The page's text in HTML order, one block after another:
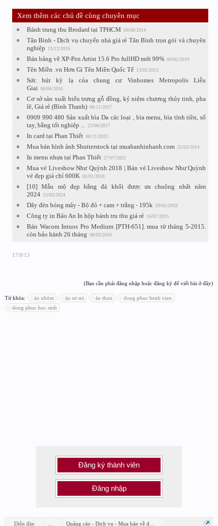
Xem thêm các chủ đề cùng chuyên mục
Bánh trung thu Brodard tại TPHCM 09/08/2014
Tân Bình - Dịch vụ chuyển nhà giá rẻ Tân Bình trọn gói và chuyên
nghiệp
13/12/2019
Bán bảng vẽ XP-Pen Artist 15.6 Pro fullHD mới 99% 06/05/2019
Tên Miền .vn Hơn Gì Tên Miền Quốc Tế 13/01/2015
Sức hút kỳ lạ của chung cư Vinhomes Metropolis Liễu
Giai 06/06/2016
Cơ sở sản xuất biểu trưng gỗ đồng, kỷ niệm chương thủy tinh, pha
lê, Giá rẻ (Bình Thạnh) 06/11/2017
0909 990 480 Sản xuất bìa Da các loại , bìa menu, bìa tính tiền, sổ
tay, bằng tốt nghiệp ... 23/06/2017
In card tại Phan Thiết 08/11/2023
Mua bán hình ảnh Shutterstock tại muabanhinhanh.com 22/03/2014
In menu nhựa tại Phan Thiết 27/07/2021
Mua vé Liveshow Như Quỳnh 2018 | Bán vé Liveshow Như Quỳnh
vé đẹp giá chỉ 600K 02/01/2018
[10] Mẫu mộ đẹp bằng đá khối được ưa chuộng nhất năm
2024 12/03/2024
Dây đèn bóng mây - Bộ đỏ + cam + trắng - 195k 29/01/2018
Công ty in Bảo An In hộp bánh tru thu giá rẻ 16/07/2015
Bán Wacom Intuos Pro Medium [PTH-651]. mua từ tháng 5-2015.
còn bảo hành 26 tháng 08/03/2016
17/9/13
(Bạn cần phải đăng nhập hoặc đăng ký để viết bài ở đây)
Từ khóa: áo nhóm áo sơ mi áo thun
dong phuc benh vien
dong phuc hoc sinh
Đăng ký thành viên
Đăng nhập
Diễn đàn Quảng cáo - Dịch vụ - Mua bán về design